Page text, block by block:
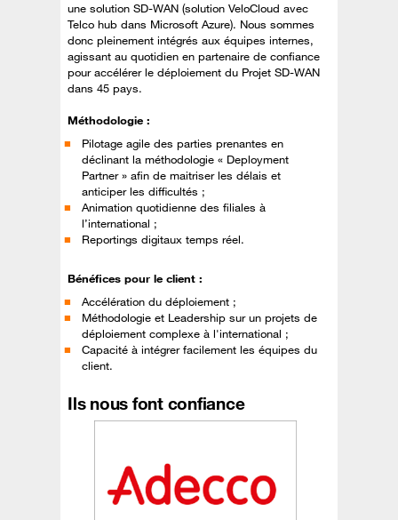
une solution SD-WAN (solution VeloCloud avec
Telco hub dans Microsoft Azure). Nous sommes
donc pleinement intégrés aux équipes internes,
agissant au quotidien en partenaire de confiance
pour accélérer le déploiement du Projet SD-WAN
dans 45 pays.
Méthodologie :
Pilotage agile des parties prenantes en
déclinant la méthodologie « Deployment
Partner » afin de maitriser les délais et
anticiper les difficultés ;
Animation quotidienne des filiales à
l’international ;
Reportings digitaux temps réel.
Bénéfices pour le client :
Accélération du déploiement ;
Méthodologie et Leadership sur un projets de
déploiement complexe à l'international ;
Capacité à intégrer facilement les équipes du
client.
Ils nous font confiance